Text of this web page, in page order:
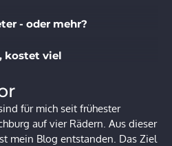
- oder mehr?
kostet viel
für mich seit frühester
auf vier Rädern. Aus dieser
mein Blog entstanden. Das Ziel